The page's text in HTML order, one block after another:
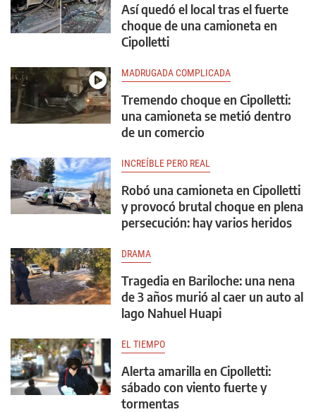
Así quedó el local tras el fuerte
choque de una camioneta en
Cipolletti
MADRUGADA COMPLICADA
Tremendo choque en Cipolletti:
una camioneta se metió dentro
de un comercio
INCREÍBLE PERO REAL
Robó una camioneta en Cipolletti
y provocó brutal choque en plena
persecución: hay varios heridos
DRAMA
Tragedia en Bariloche: una nena
de 3 años murió al caer un auto al
lago Nahuel Huapi
EL TIEMPO
Alerta amarilla en Cipolletti:
sábado con viento fuerte y
tormentas